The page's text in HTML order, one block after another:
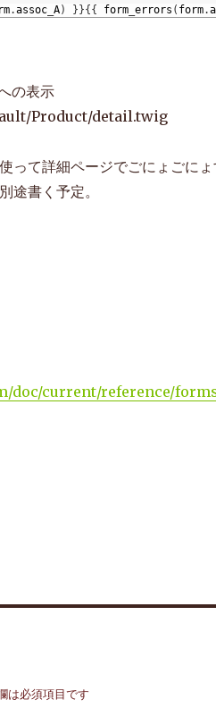
.assoc_ A) } }{ { form_ errors ( form.
の表示
Product/detail.twig
って詳細ページでごにょごに
途書く予定。
doc/current/reference/
は必須項目です